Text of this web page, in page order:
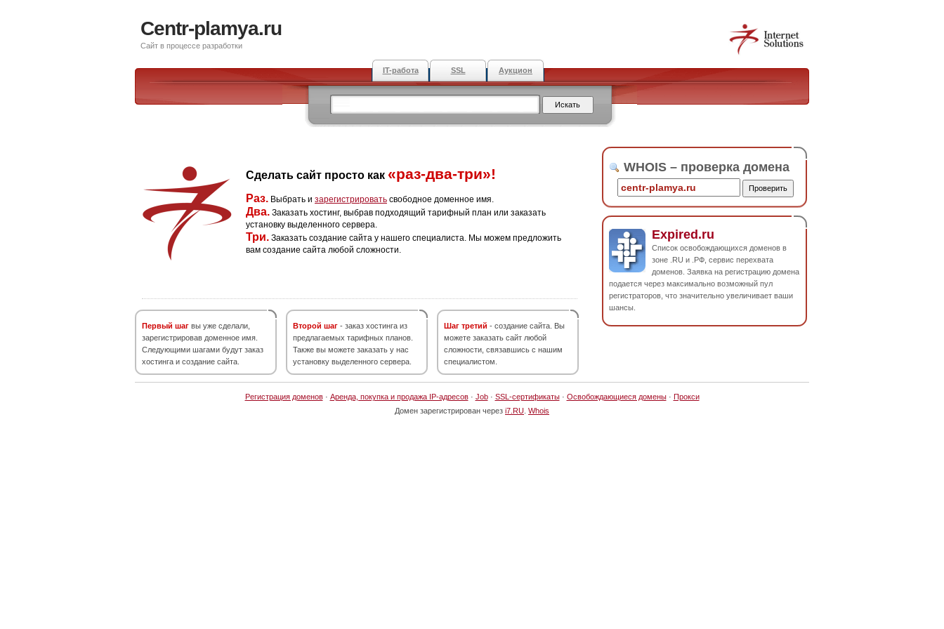
Centr-plamya.ru
Сайт в процессе разработки
IT-работа SSL Аукцион
Сделать сайт просто как «раз-два-три»!
Раз. Выбрать и зарегистрировать свободное доменное имя.
Два. Заказать хостинг, выбрав подходящий тарифный план или заказать
установку выделенного сервера.
Три. Заказать создание сайта у нашего специалиста. Мы можем предложить
вам создание сайта любой сложности.
Первый шаг вы уже сделали,
зарегистрировав доменное имя.
Следующими шагами будут заказ
хостинга и создание сайта.
Второй шаг - заказ хостинга из
предлагаемых тарифных планов.
Также вы можете заказать у нас
установку выделенного сервера.
Шаг третий - создание сайта. Вы
можете заказать сайт любой
сложности, связавшись с нашим
специалистом.
WHOIS – проверка домена
Expired.ru
Список освобождающихся доменов в
зоне .RU и .РФ, сервис перехвата
доменов. Заявка на регистрацию домена
подается через максимально возможный пул
регистраторов, что значительно увеличивает ваши
шансы.
Регистрация доменов· Аренда, покупка и продажа IP-адресов· Job· SSL-сертификаты· Освобождающиеся домены· Прокси
Домен зарегистрирован через i7.RU Whois